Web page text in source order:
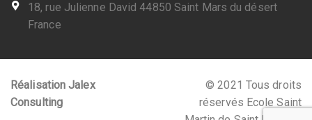
18, rue Julienne David 44850 Saint Mars du désert
France
Réalisation Jalex
Consulting
© 2021 Tous droits
réservés Ecole Saint